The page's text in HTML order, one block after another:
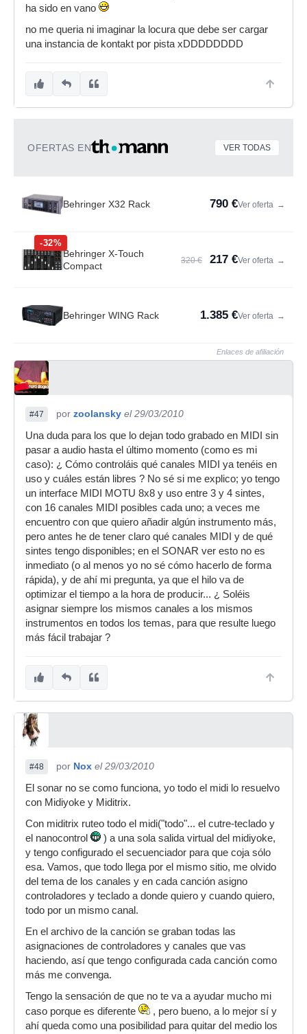
ha sido en vano
no me queria ni imaginar la locura que debe ser cargar
una instancia de kontakt por pista xDDDDDDDD
OFERTAS EN VER TODAS
Behringer X32 Rack 790 €Ver oferta →
-32%
Behringer X-Touch
Compact
320 € 217 €Ver oferta →
Behringer WING Rack 1.385 €Ver oferta →
Enlaces de afiliación
#47 por zoolansky el 29/03/2010
Una duda para los que lo dejan todo grabado en MIDI sin
pasar a audio hasta el último momento (como es mi
caso): ¿ Cómo controláis qué canales MIDI ya tenéis en
uso y cuáles están libres ? No sé si me explico; yo tengo
un interface MIDI MOTU 8x8 y uso entre 3 y 4 sintes,
con 16 canales MIDI posibles cada uno; a veces me
encuentro con que quiero añadir algún instrumento más,
pero antes he de tener claro qué canales MIDI y de qué
sintes tengo disponibles; en el SONAR ver esto no es
inmediato (o al menos yo no sé cómo hacerlo de forma
rápida), y de ahí mi pregunta, ya que el hilo va de
optimizar el tiempo a la hora de producir... ¿ Soléis
asignar siempre los mismos canales a los mismos
instrumentos en todos los temas, para que resulte luego
más fácil trabajar ?
#48 por Nox el 29/03/2010
El sonar no se como funciona, yo todo el midi lo resuelvo
con Midiyoke y Miditrix.
Con miditrix ruteo todo el midi("todo"... el cutre-teclado y
el nanocontrol
) a una sola salida virtual del midiyoke,
y tengo configurado el secuenciador para que coja sólo
esa. Vamos, que todo llega por el mismo sitio, me olvido
del tema de los canales y en cada canción asigno
controladores y teclado a donde quiero y cuando quiero,
todo por un mismo canal.
En el archivo de la canción se graban todas las
asignaciones de controladores y canales que vas
haciendo, así que tengo configurada cada canción como
más me convenga.
Tengo la sensación de que no te va a ayudar mucho mi
caso porque es diferente
, pero bueno, a lo mejor sí y
ahí queda como una posibilidad para quitar del medio los